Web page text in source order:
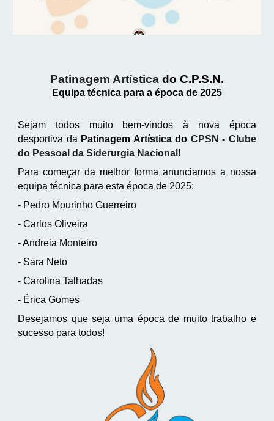
Patinagem Artística do C.P.S.N.
Equipa técnica para a época de 2025
Sejam todos muito bem-vindos à nova época
desportiva da Patinagem Artística do CPSN - Clube
do Pessoal da Siderurgia Nacional !
Para começar da melhor forma anunciamos a nossa
equipa técnica para esta época de 2025:
- Pedro Mourinho Guerreiro
- Carlos Oliveira
- Andreia Monteiro
- Sara Neto
- Carolina Talhadas
- Érica Gomes
Desejamos que seja uma época de muito trabalho e
sucesso para todos!